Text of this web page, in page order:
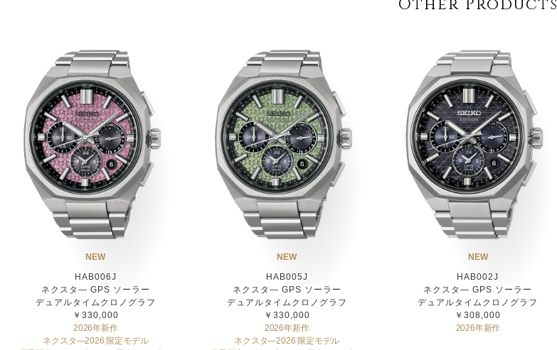
Other Products
NEW
HAB006J
ネクスタ― GPS ソーラー
デュアルタイムクロノグラフ
￥330,000
2026年新作
ネクスタ―2026 限定モデル
NEW
HAB005J
ネクスタ― GPS ソーラー
デュアルタイムクロノグラフ
￥330,000
2026年新作
ネクスタ―2026 限定モデル
NEW
HAB002J
ネクスタ― GPS ソーラー
デュアルタイムクロノグラフ
￥308,000
2026年新作